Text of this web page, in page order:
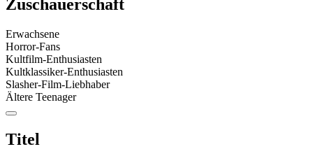
Zuschauerschaft
Erwachsene
Horror-Fans
Kultfilm-Enthusiasten
Kultklassiker-Enthusiasten
Slasher-Film-Liebhaber
Ältere Teenager
Titel